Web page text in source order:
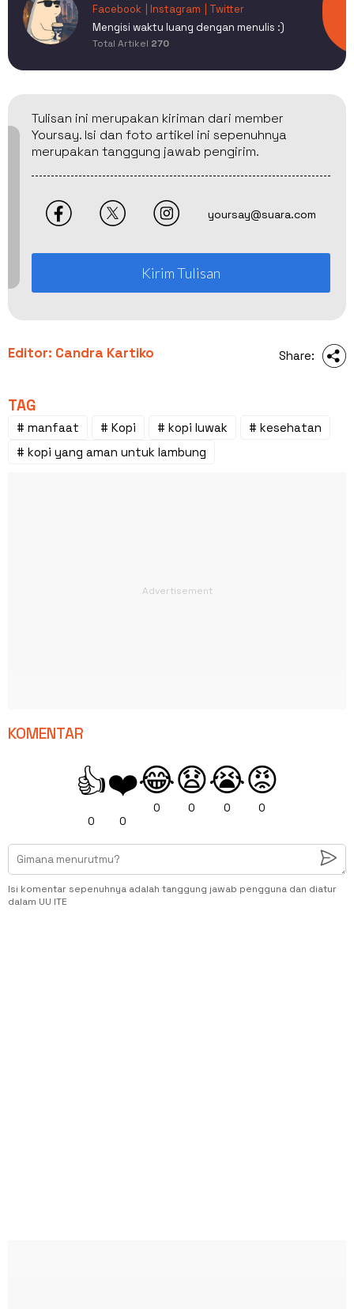
Facebook | Instagram
| Twitter
Mengisi waktu luang dengan menulis :)
Total Artikel 270
Tulisan ini merupakan kiriman dari member
Yoursay. Isi dan foto artikel ini sepenuhnya
merupakan tanggung jawab pengirim.
yoursay@suara.com
Kirim Tulisan
Editor: Candra Kartiko Share:
TAG
# manfaat # Kopi # kopi luwak
# kesehatan
# kopi yang aman untuk lambung
KOMENTAR
👍
0
❤️
0
😂
0
😧
0
😭
0
😡
0
Isi komentar sepenuhnya adalah tanggung jawab pengguna dan diatur
dalam UU ITE